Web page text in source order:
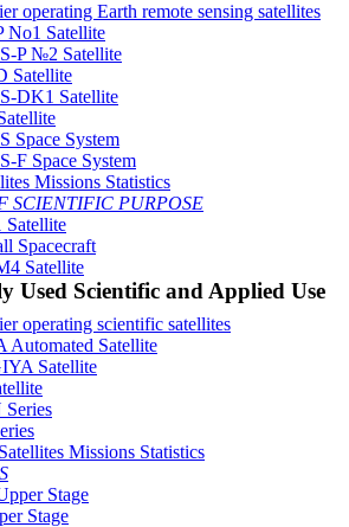
operating Earth remote sensing satellites
No1 Satellite
P №2 Satellite
Satellite
DK1 Satellite
Space System
F Space System
Missions Statistics
SCIENTIFIC PURPOSE
Spacecraft
Satellite
Used Scientific and Applied Use
operating scientific satellites
Satellite
Satellite
Missions Statistics
Stage
Stage